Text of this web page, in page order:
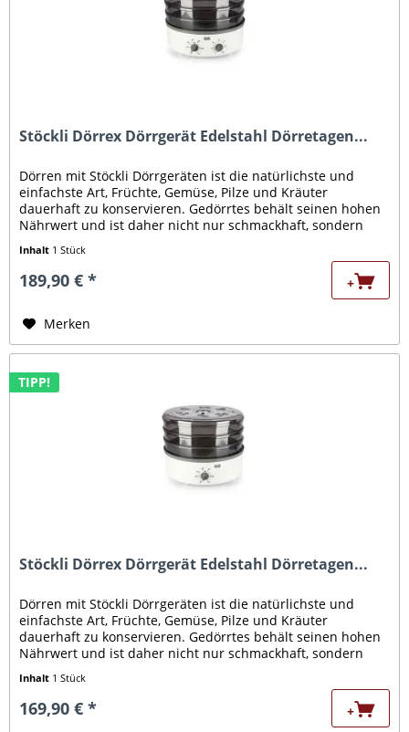
Stöckli Dörrex Dörrgerät Edelstahl Dörretagen...
Dörren mit Stöckli Dörrgeräten ist die natürlichste und
einfachste Art, Früchte, Gemüse, Pilze und Kräuter
dauerhaft zu konservieren. Gedörrtes behält seinen hohen
Nährwert und ist daher nicht nur schmackhaft, sondern
Inhalt 1 Stück
189,90 € * +
Merken
TIPP!
Stöckli Dörrex Dörrgerät Edelstahl Dörretagen...
Dörren mit Stöckli Dörrgeräten ist die natürlichste und
einfachste Art, Früchte, Gemüse, Pilze und Kräuter
dauerhaft zu konservieren. Gedörrtes behält seinen hohen
Nährwert und ist daher nicht nur schmackhaft, sondern
Inhalt 1 Stück
169,90 € * +